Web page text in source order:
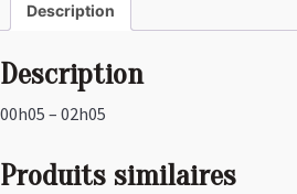
Description
Description
00h05 – 02h05
Produits similaires